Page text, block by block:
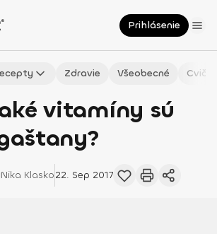
Prihlásenie
Zdravie Všeobecné
vitamíny sú
Nika Klasko22. Sep 2017